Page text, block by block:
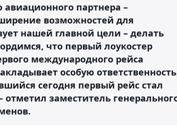
партнера –
возможностей для
нашей главной цели – делать
что первый лоукостер
международного рейса
особую
сегодня первый рейс стал
отметил заместитель